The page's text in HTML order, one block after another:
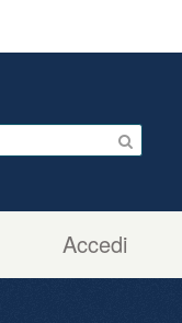
Accedi